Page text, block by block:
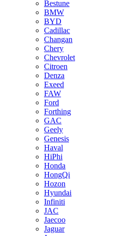
Bestune
BMW
BYD
Cadillac
Changan
Chery
Chevrolet
Citroen
Denza
Exeed
FAW
Ford
Forthing
GAC
Geely
Genesis
Haval
HiPhi
Honda
HongQi
Hozon
Hyundai
Infiniti
JAC
Jaecoo
Jaguar